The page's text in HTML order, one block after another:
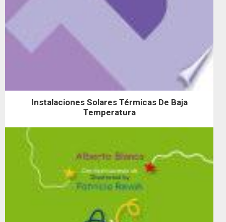
Instalaciones Solares Térmicas De Baja
Temperatura